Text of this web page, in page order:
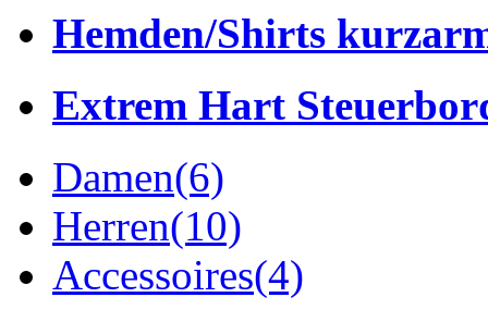
Hemden/Shirts
Extrem Hart
Damen(6)
Herren(10)
Accessoires(4)